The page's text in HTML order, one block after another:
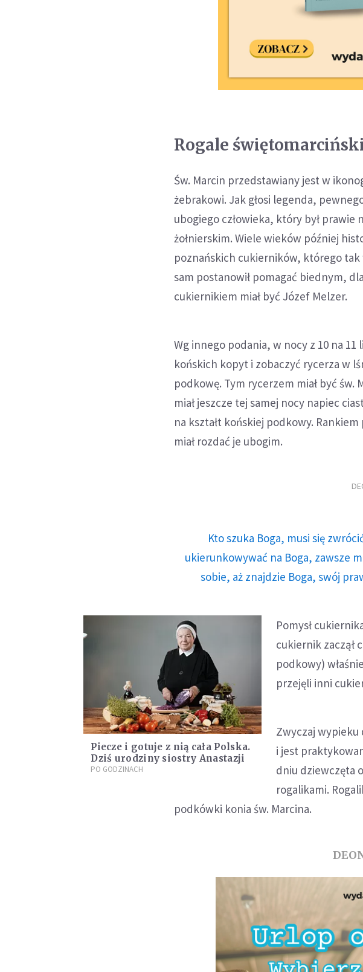
Rogale
Św. Marcin przedstawiany jest w
żebrakowi. Jak głosi legenda,
ubogiego człowieka, który był prawie
żołnierskim. Wiele wieków później
poznańskich cukierników, którego tak
sam postanowił pomagać biednym,
cukiernikiem miał być Józef Melzer.
Wg innego podania, w nocy z 10 na
końskich kopyt i zobaczyć rycerza w
podkowę. Tym rycerzem miał być
miał jeszcze tej samej nocy napiec
na kształt końskiej podkowy.
miał rozdać je ubogim.
Kto szuka Boga, musi się
ukierunkowywać na Boga, zawsze
sobie, aż znajdzie Boga, swój
Piecze i gotuje z nią cała Polska.
Dziś urodziny siostry Anastazji
PO GODZINACH
Pomysł
cukiernik zaczął
podkowy)
przejęli inni
Zwyczaj wypieku
i jest
dniu dziewczęta
rogalikami.
podkówki konia św. Marcina.